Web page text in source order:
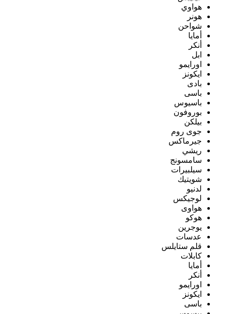
هواوي
هونر
شواحن
أمايا
أنكر
ابل
اورايمو
ايكونز
بادى
باسى
باسيوس
بوروفون
بيلكن
جوى روم
جيرماكس
ريشي
سامسونج
سيلبيرات
شويتيك
لدنيو
لوجيكس
هواوى
هوكو
يوجرين
عدسات
قلم ستايلس
كابلات
أمايا
أنكر
اورايمو
ايكونز
باسى